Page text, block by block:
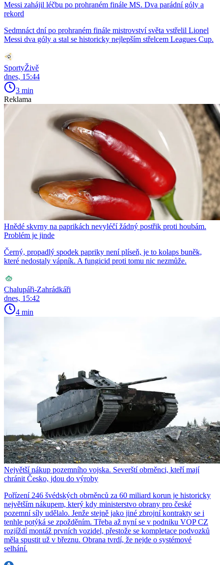
Messi zahájil léčbu po prohraném finále MS. Dva parádní góly a
rekord
Sedmnáct dní po prohraném finále mistrovství světa vstřelil Lionel
Messi dva góly a stal se historicky nejlepším střelcem Leagues Cup.
SportyŽivě
dnes, 15:44
3 min
Reklama
Hnědé skvrny na paprikách nevyléčí žádný postřik proti houbám.
Problém je jinde
Černý, propadlý spodek papriky není plíseň, je to kolaps buněk,
které nedostaly vápník. A fungicid proti tomu nic nezmůže.
Chalupáři-Zahrádkáři
dnes, 15:42
4 min
Největší nákup pozemního vojska. Severští obrněnci, kteří mají
chránit Česko, jdou do výroby
Pořízení 246 švédských obrněnců za 60 miliard korun je historicky
největším nákupem, který kdy ministerstvo obrany pro české
pozemní síly udělalo. Jenže stejně jako jiné zbrojní kontrakty se i
tenhle potýká se zpožděním. Třeba až nyní se v podniku VOP CZ
rozjíždí montáž prvních vozidel, přestože se kompletace podvozků
měla spustit už v březnu. Obrana tvrdí, že nejde o systémové
selhání.